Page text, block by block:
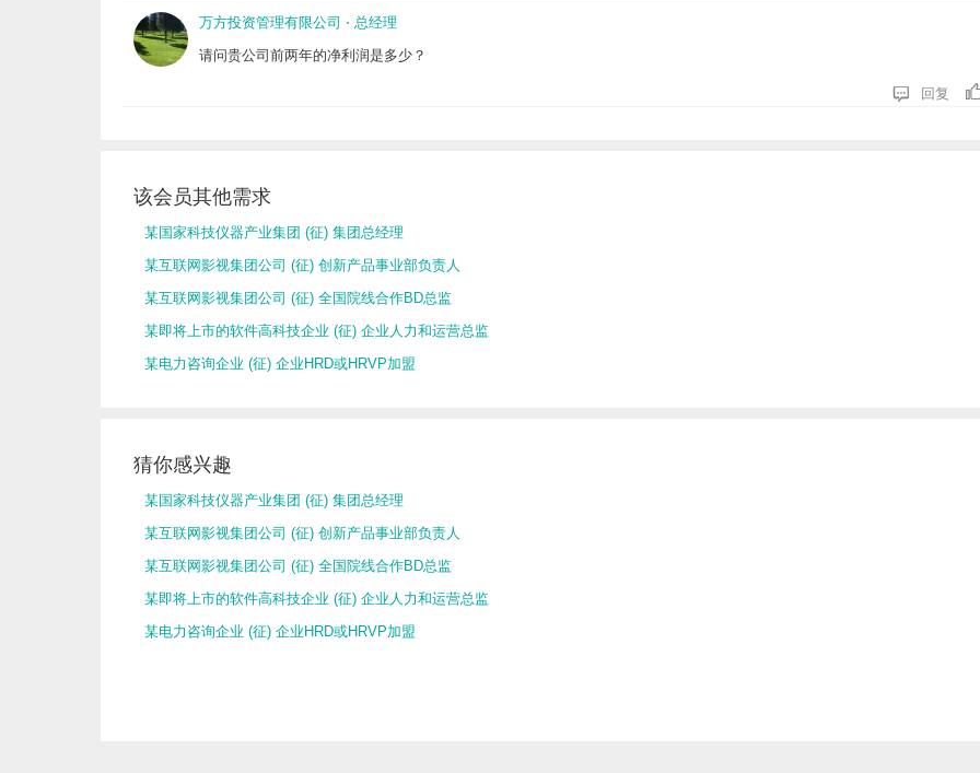
万方投资管理有限公司 ⋅ 总经理
请问贵公司前两年的净利润是多少？
 回复
该会员其他需求
某国家科技仪器产业集团 (征) 集团总经理
某互联网影视集团公司 (征) 创新产品事业部负责人
某互联网影视集团公司 (征) 全国院线合作BD总监
某即将上市的软件高科技企业 (征) 企业人力和运营总监
某电力咨询企业 (征) 企业HRD或HRVP加盟
猜你感兴趣
某国家科技仪器产业集团 (征) 集团总经理
某互联网影视集团公司 (征) 创新产品事业部负责人
某互联网影视集团公司 (征) 全国院线合作BD总监
某即将上市的软件高科技企业 (征) 企业人力和运营总监
某电力咨询企业 (征) 企业HRD或HRVP加盟